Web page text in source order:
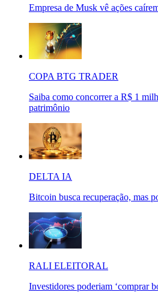
Empresa de Musk vê ações
COPA BTG TRADER
Saiba como concorrer a R$ 1
patrimônio
DELTA IA
Bitcoin busca recuperação, mas
RALI ELEITORAL
Investidores poderiam ‘comprar